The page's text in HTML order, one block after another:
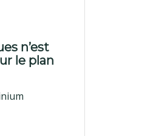
n’est
le plan